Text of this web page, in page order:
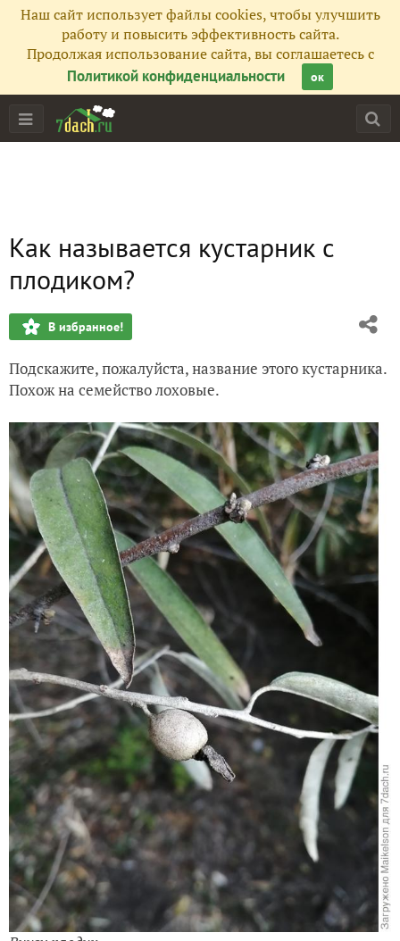
Наш сайт использует файлы cookies, чтобы улучшить
работу и повысить эффективность сайта.
Продолжая использование сайта, вы соглашаетесь с
Политикой конфиденциальности
ок
Как называется кустарник с
плодиком?
В избранное!
Подскажите, пожалуйста, название этого кустарника.
Похож на семейство лоховые.